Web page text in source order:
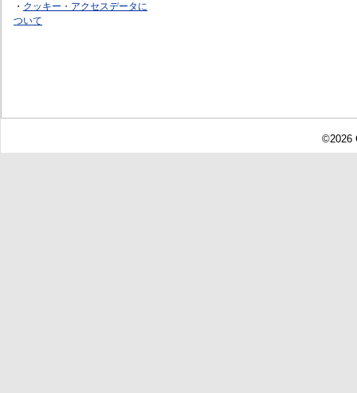
・ クッキー・アクセスデータに
ついて
©2026